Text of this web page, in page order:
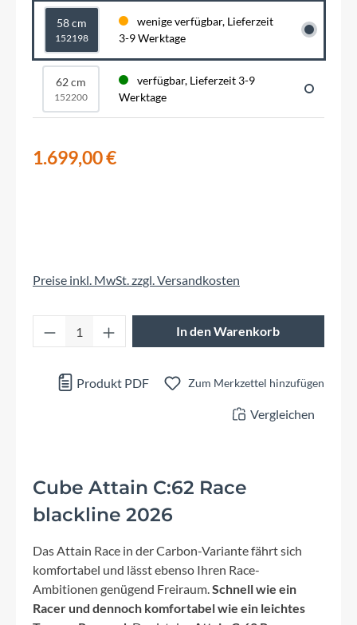
58 cm
152198
wenige verfügbar, Lieferzeit
3-9 Werktage
62 cm
152200
verfügbar, Lieferzeit 3-9
Werktage
1.699,00 €
Preise inkl. MwSt. zzgl. Versandkosten
Produkt Anzahl: Gib den gewünschten
In den Warenkorb
Produkt PDF Zum Merkzettel hinzufügen
Vergleichen
Cube Attain C:62 Race
blackline 2026
Das Attain Race in der Carbon-Variante fährt sich
komfortabel und lässt ebenso Ihren Race-
Ambitionen genügend Freiraum.Schnell wie ein
Racer und dennoch komfortabel wie ein leichtes